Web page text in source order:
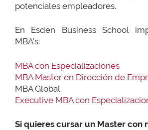
potenciales empleadores.
En Esden Business School
MBA’s:
MBA con Especializaciones
MBA Master en Dirección de
MBA Global
Executive MBA con
Si quieres cursar un Master con